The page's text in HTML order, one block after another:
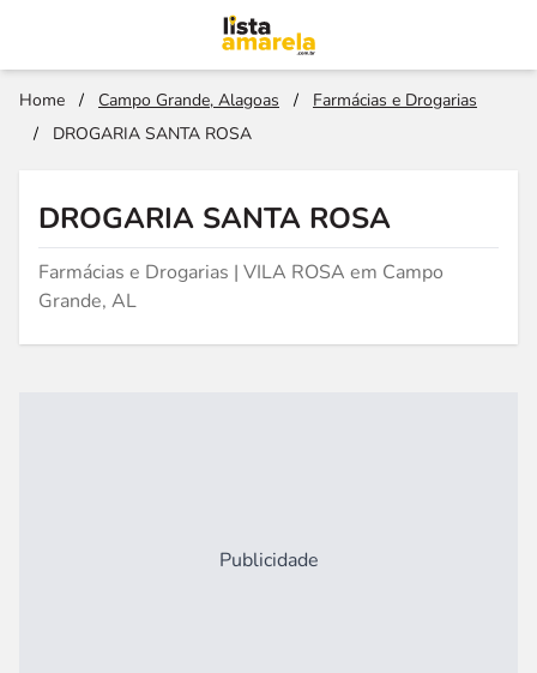
Home / Campo Grande, Alagoas /
Farmácias e Drogarias
/
DROGARIA SANTA ROSA
DROGARIA SANTA ROSA
Farmácias e Drogarias | VILA ROSA em Campo
Grande, AL
Publicidade